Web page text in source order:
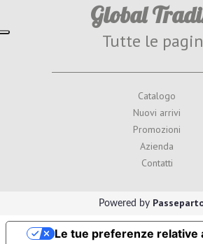
Global
Tutte le
Catalogo
Nuovi arrivi
Promozioni
Azienda
Contatti
Powered by
Le tue preferenze relative